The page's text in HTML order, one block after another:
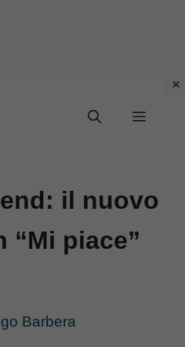
Menu
il nuovo
“Mi piace”
Barbera